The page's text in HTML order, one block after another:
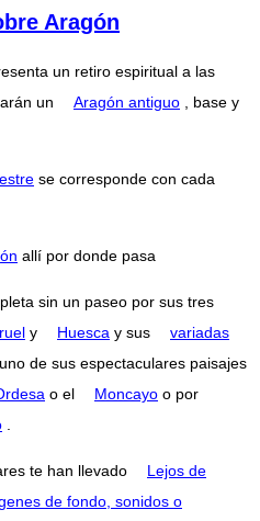
Aragón
un retiro espiritual a las
un
Aragón antiguo , base y
se corresponde con cada
allí por donde pasa
sin un paseo por sus tres
y Huesca y sus
variadas
de sus espectaculares paisajes
o el Moncayo o por
te han llevado
Lejos de
de fondo, sonidos o